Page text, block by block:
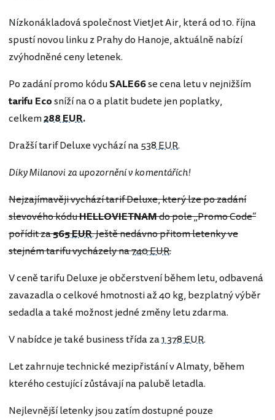
Nízkonákladová společnost VietJet Air, která od 10. října
spustí novou linku z Prahy do Hanoje, aktuálně nabízí
zvýhodněné ceny letenek.
Po zadání promo kóduSALE66se cena letu v nejnižším
tarifu Ecosníží na 0 a platit budete jen poplatky,
celkem288 EUR.
Dražší tarif Deluxe vychází na538 EUR.
Díky Milanovi za upozornění v komentářích!
Nejzajímavěji vychází tarif Deluxe, který lze po zadání
slevového kóduHELLOVIETNAMdo pole „Promo Code“
pořídit za565 EUR. Ještě nedávno přitom letenky ve
stejném tarifu vycházely na740 EUR.
V ceně tarifu Deluxe je občerstvení během letu, odbavená
zavazadla o celkové hmotnosti až 40 kg, bezplatný výběr
sedadla a také možnost jedné změny letu zdarma.
V nabídce je také business třída za1 378 EUR.
Let zahrnuje technické mezipřistání v Almaty, během
kterého cestující zůstávají na palubě letadla.
Nejlevnější letenky jsou zatím dostupné pouze